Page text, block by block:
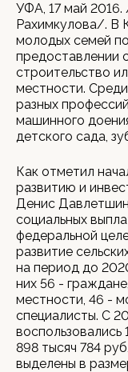
УФА, 17 май
Рахимкулова/. В
молодых семей
предоставлении
строительство
местности.
разных
машинного
детского сада,
Как отметил
развитию и
Денис
социальных
федеральной
развитие
на период до
них 56 -
местности, 46 -
специалисты. С
898 тысяч 784
выделены в